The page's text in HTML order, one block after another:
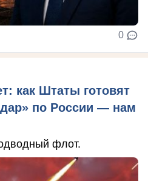
0
как Штаты готовят
по России — нам
флот.